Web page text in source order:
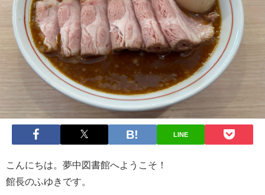
LINE
こんにちは。夢中図書館へようこそ！
館長のふゆきです。